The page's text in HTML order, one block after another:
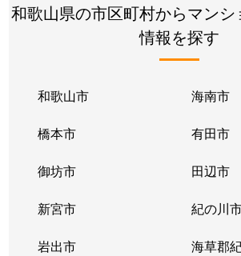
和歌山県の市区町村からマンシ
情報を探す
和歌山市 海南市
橋本市 有田市
御坊市 田辺市
新宮市 紀の川
岩出市 海草郡